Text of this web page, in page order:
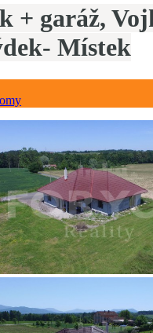
+ garáž,
Místek